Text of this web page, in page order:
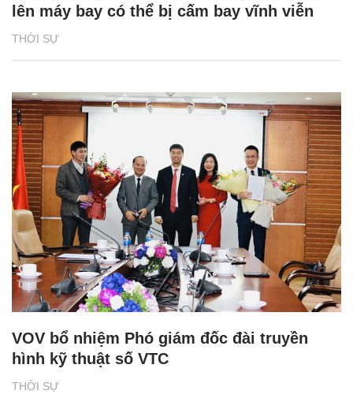
THỜI SỰ
lên máy bay có thể bị cấm bay vĩnh viễn
THỜI SỰ
VOV bổ nhiệm Phó giám đốc đài truyền
hình kỹ thuật số VTC